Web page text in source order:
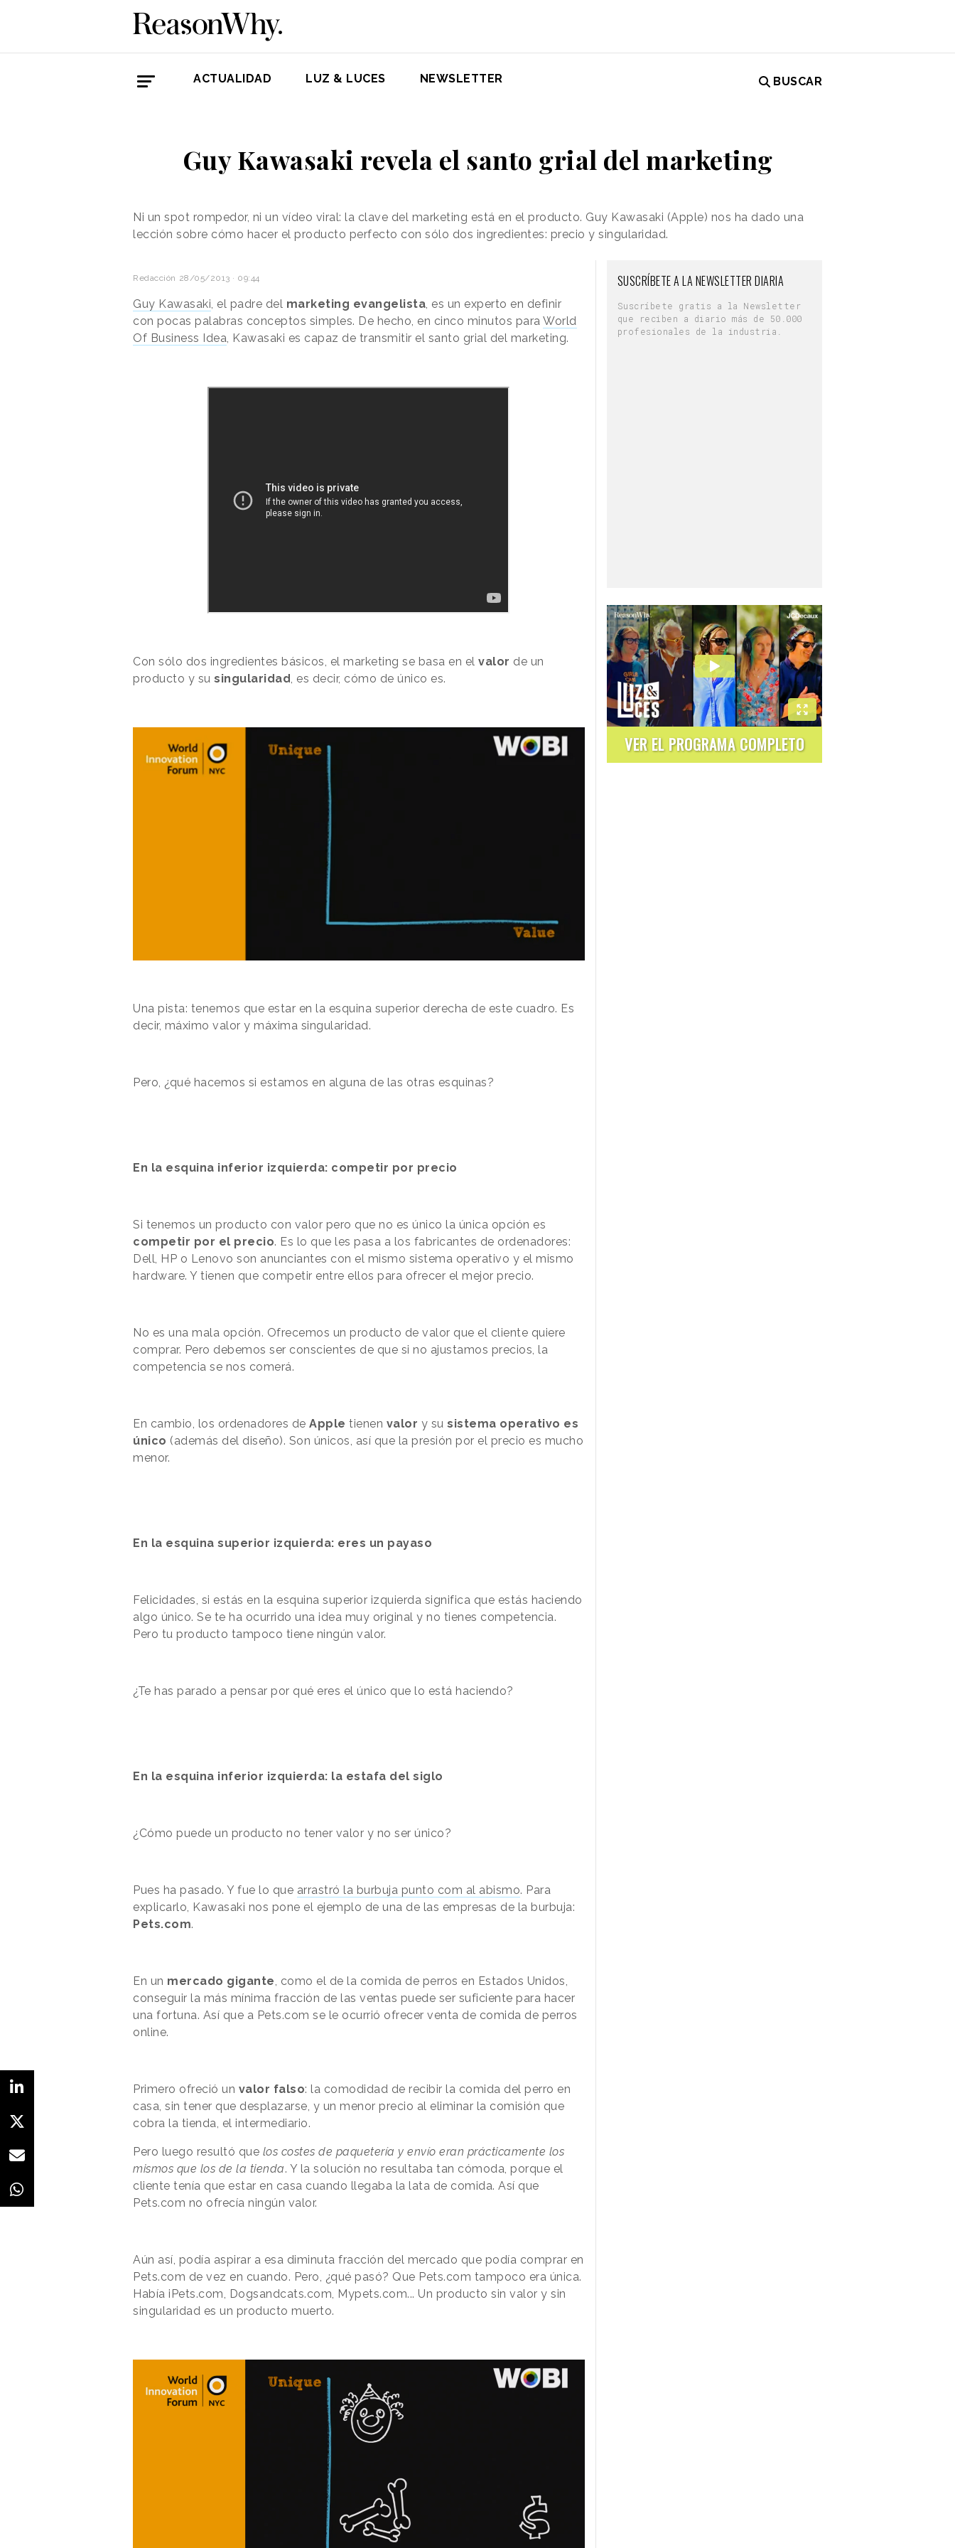
ACTUALIDAD LUZ & LUCES NEWSLETTER BUSCAR
Guy Kawasaki revela el santo grial del marketing
Ni un spot rompedor, ni un vídeo viral: la clave del marketing está en el producto. Guy Kawasaki (Apple) nos ha dado una
lección sobre cómo hacer el producto perfecto con sólo dos ingredientes: precio y singularidad.
Redacción 28/05/2013 · 09:44
Guy Kawasaki , el padre del marketing evangelista , es un experto en definir
con pocas palabras conceptos simples. De hecho, en cinco minutos para World
Of Business Idea , Kawasaki es capaz de transmitir el santo grial del marketing.
Con sólo dos ingredientes básicos, el marketing se basa en el valor de un
producto y su singularidad , es decir, cómo de único es.
Una pista: tenemos que estar en la esquina superior derecha de este cuadro. Es
decir, máximo valor y máxima singularidad.
Pero, ¿qué hacemos si estamos en alguna de las otras esquinas?
En la esquina inferior izquierda: competir por precio
Si tenemos un producto con valor pero que no es único la única opción es
competir por el precio. Es lo que les pasa a los fabricantes de ordenadores:
Dell, HP o Lenovo son anunciantes con el mismo sistema operativo y el mismo
hardware. Y tienen que competir entre ellos para ofrecer el mejor precio.
No es una mala opción. Ofrecemos un producto de valor que el cliente quiere
comprar. Pero debemos ser conscientes de que si no ajustamos precios, la
competencia se nos comerá.
En cambio, los ordenadores de Apple tienen valor y su sistema operativo es
único (además del diseño). Son únicos, así que la presión por el precio es mucho
menor.
En la esquina superior izquierda: eres un payaso
Felicidades, si estás en la esquina superior izquierda significa que estás haciendo
algo único. Se te ha ocurrido una idea muy original y no tienes competencia.
Pero tu producto tampoco tiene ningún valor.
¿Te has parado a pensar por qué eres el único que lo está haciendo?
En la esquina inferior izquierda: la estafa del siglo
¿Cómo puede un producto no tener valor y no ser único?
Pues ha pasado. Y fue lo que arrastró la burbuja punto com al abismo. Para
explicarlo, Kawasaki nos pone el ejemplo de una de las empresas de la burbuja:
Pets.com.
En un mercado gigante , como el de la comida de perros en Estados Unidos,
conseguir la más mínima fracción de las ventas puede ser suficiente para hacer
una fortuna. Así que a Pets.com se le ocurrió ofrecer venta de comida de perros
online.
Primero ofreció un valor falso: la comodidad de recibir la comida del perro en
casa, sin tener que desplazarse, y un menor precio al eliminar la comisión que
cobra la tienda, el intermediario.
Pero luego resultó que los costes de paquetería y envío eran prácticamente los
mismos que los de la tienda. Y la solución no resultaba tan cómoda, porque el
cliente tenía que estar en casa cuando llegaba la lata de comida. Así que
Pets.com no ofrecía ningún valor.
Aún así, podía aspirar a esa diminuta fracción del mercado que podía comprar en
Pets.com de vez en cuando. Pero, ¿qué pasó? Que Pets.com tampoco era única.
Había iPets.com, Dogsandcats.com, Mypets.com... Un producto sin valor y sin
singularidad es un producto muerto.
SUSCRÍBETE A LA NEWSLETTER DIARIA
Suscríbete gratis a la Newsletter
que reciben a diario más de 50.000
profesionales de la industria.
VER EL PROGRAMA COMPLETO